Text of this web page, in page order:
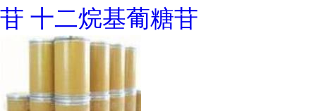
苷 十二烷基葡糖苷